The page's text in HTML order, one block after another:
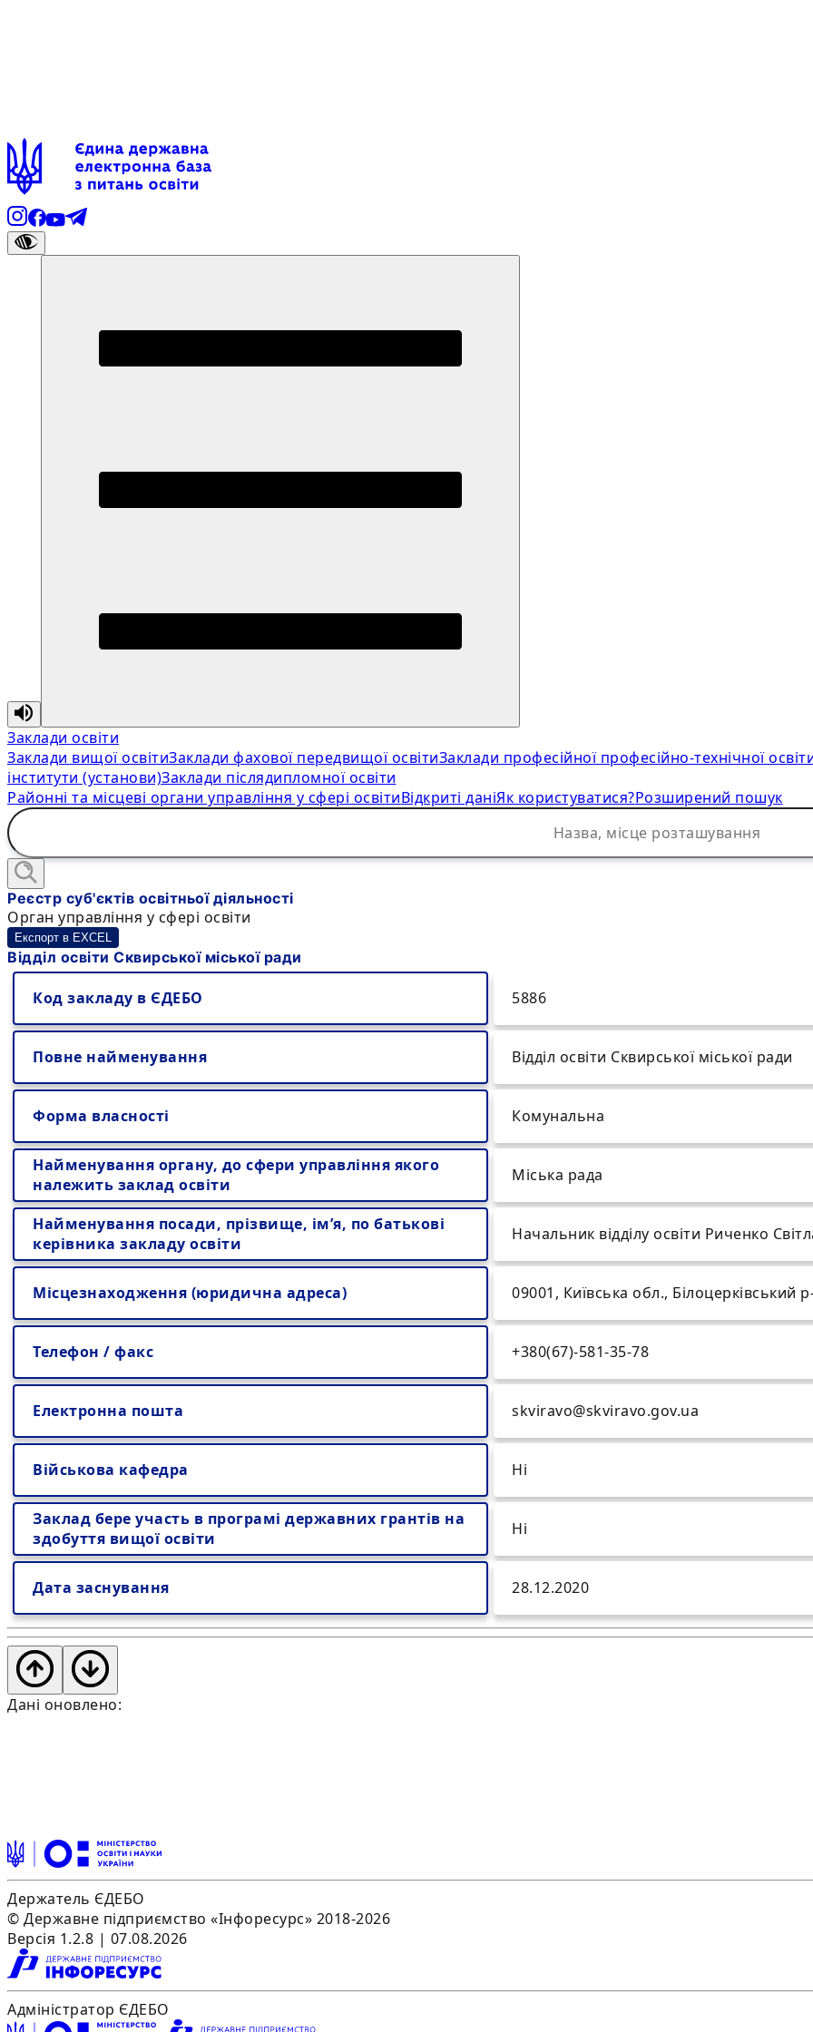
Заклади освіти
Заклади вищої освітиЗаклади фахової передвищої освітиЗаклади професійної професійно-технічної
інститути (установи)Заклади післядипломної освіти
Районні та місцеві органи управління у сфері освітиВідкриті даніЯк користуватися?Розширений пошук
Реєстр суб'єктів освітньої діяльності
Орган управління у сфері освіти
Експорт в EXCEL
Відділ освіти Сквирської міської ради
Код закладу в ЄДЕБО 5886
Повне найменування Відділ освіти Сквирської міської ради
Форма власності Комунальна
Найменування органу, до сфери управління якого
належить заклад освіти
Міська рада
Найменування посади, прізвище, ім’я, по батькові
керівника закладу освіти
Начальник відділу освіти Риченко
Місцезнаходження (юридична адреса) 09001, Київська обл., Білоцерківський
Телефон / факс +380(67)-581-35-78
Електронна пошта skviravo@skviravo.gov.ua
Військова кафедра Ні
Заклад бере участь в програмі державних грантів на
здобуття вищої освіти
Ні
Дата заснування 28.12.2020
Дані оновлено:
Держатель ЄДЕБО
© Державне підприємство «Інфоресурс» 2018-2026
Версія 1.2.8 | 07.08.2026
Адміністратор ЄДЕБО